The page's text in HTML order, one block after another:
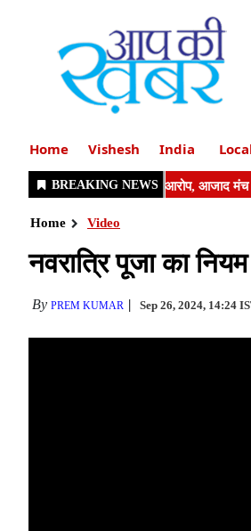
Home Vishesh India
Home Video
नवरात्रि पूजा का
By PREM KUMAR Sep 26, 2024, 14:24